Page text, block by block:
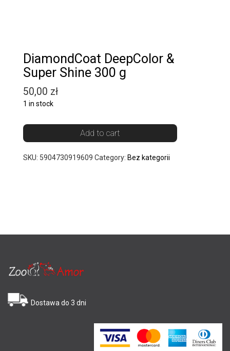
DiamondCoat DeepColor &
Super Shine 300 g
50,00 zł
1 in stock
Add to cart
SKU: 5904730919609 Category: Bez kategorii
Dostawa do 3 dni